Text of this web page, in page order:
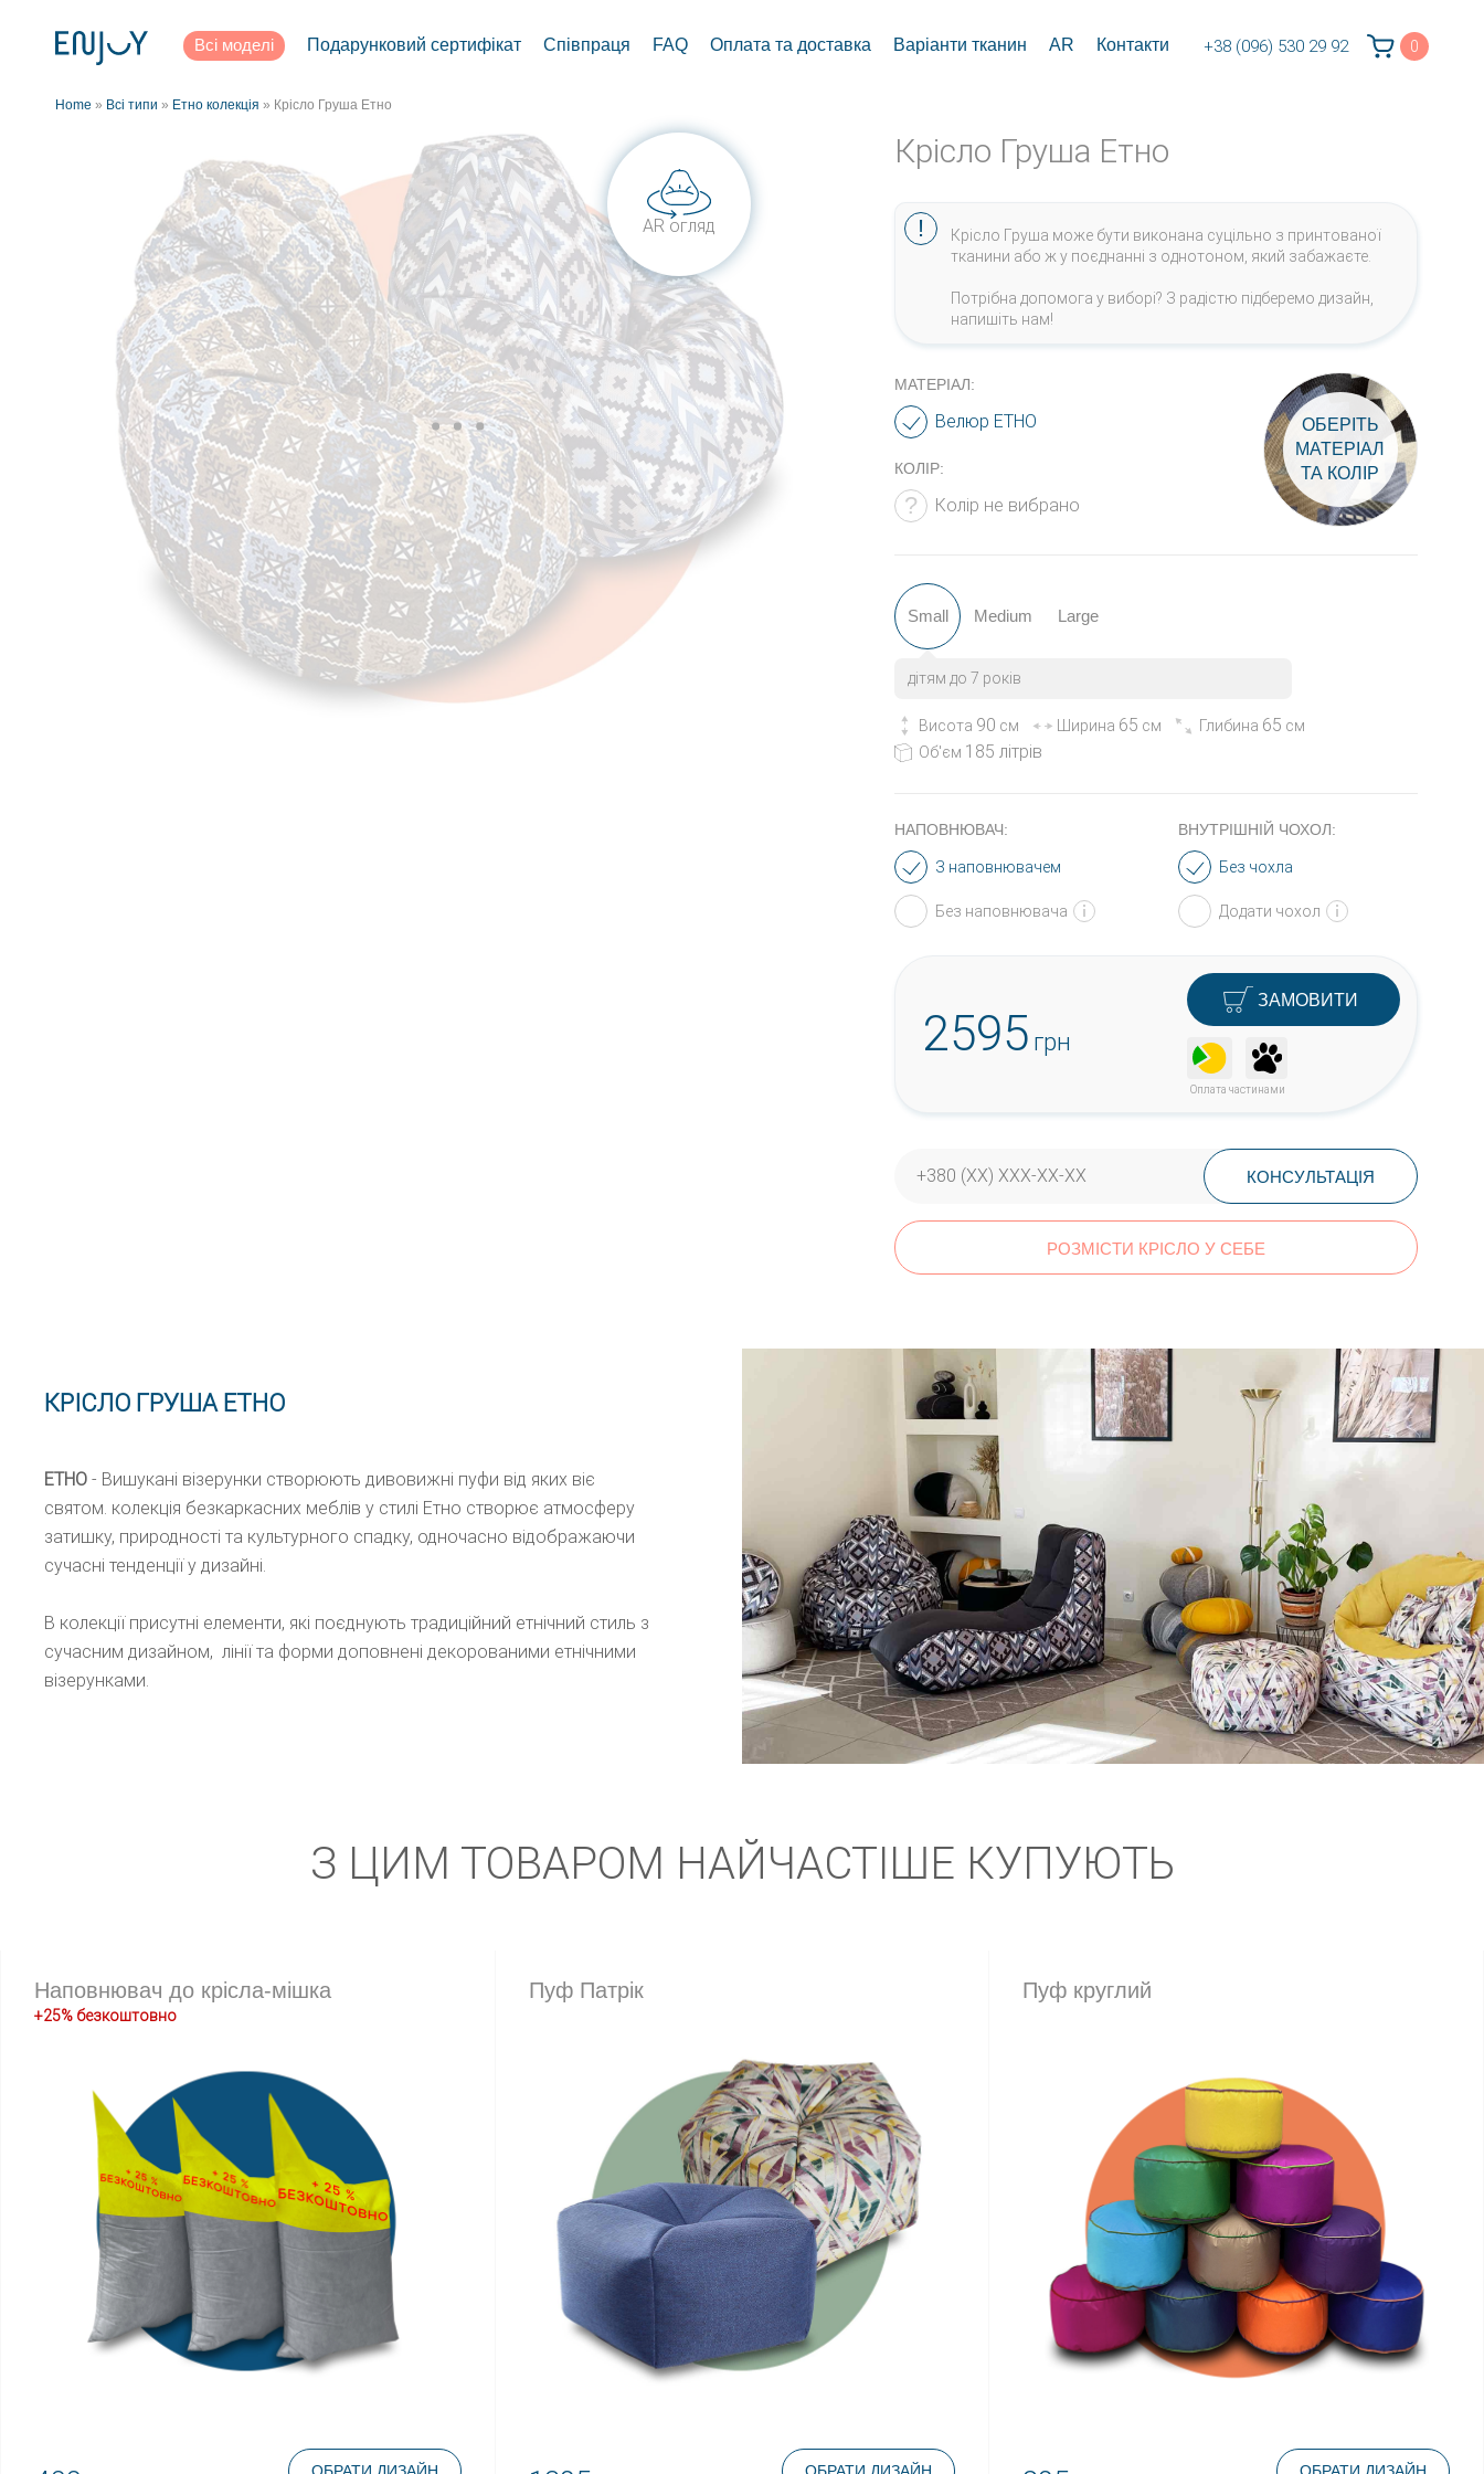
Всі моделі Подарунковий сертифікат Співпраця FAQ Оплата та доставка Варіанти тканин AR Контакти +38 (096) 530 29 92 0
Home » Всі типи » Етно колекція » Крісло Груша Етно
AR огляд
Крісло Груша Етно
Крісло Груша може бути виконана суцільно з принтованої
тканини або ж у поєднанні з однотоном, який забажаєте.
Потрібна допомога у виборі? З радістю підберемо дизайн,
напишіть нам!
МАТЕРІАЛ:
Велюр ЕТНО
КОЛІР:
Колір не вибрано
ОБЕРІТЬ
МАТЕРІАЛ
ТА КОЛІР
Small Medium Large
дітям до 7 років
Висота 90 см Ширина 65 см Глибина 65 см
Об'єм 185 літрів
НАПОВНЮВАЧ:
З наповнювачем
Без наповнювача
ВНУТРІШНІЙ ЧОХОЛ:
Без чохла
Додати чохол
2595 грн
ЗАМОВИТИ
Оплата частинами
РОЗМІСТИ КРІСЛО У СЕБЕ
КРІСЛО ГРУША ЕТНО
ЕТНО - Вишукані візерунки створюють дивовижні пуфи від яких віє
святом. колекція безкаркасних меблів у стилі Етно створює атмосферу
затишку, природності та культурного спадку, одночасно відображаючи
сучасні тенденції у дизайні.
В колекції присутні елементи, які поєднують традиційний етнічний стиль з
сучасним дизайном, лінії та форми доповнені декорованими етнічними
візерунками.
З ЦИМ ТОВАРОМ НАЙЧАСТІШЕ КУПУЮТЬ
Наповнювач до крісла-мішка
+25% безкоштовно
Пуф Патрік Пуф круглий